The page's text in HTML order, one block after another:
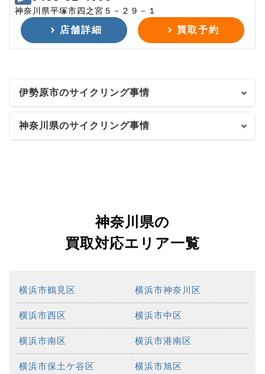
神奈川県平塚市四之宮５－２９－１
店舗詳細 買取予約
伊勢原市のサイクリング事情
神奈川県のサイクリング事情
神奈川県の
買取対応エリア一覧
横浜市鶴見区 横浜市神奈川区
横浜市西区 横浜市中区
横浜市南区 横浜市港南区
横浜市保土ケ谷区 横浜市旭区